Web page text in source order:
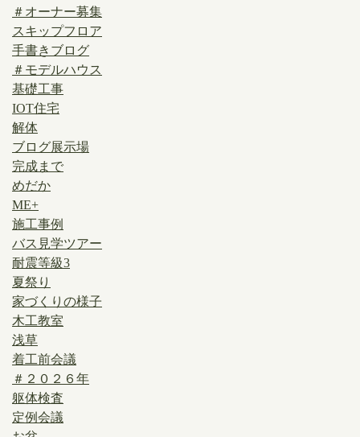
＃オーナー募集
スキップフロア
手書きブログ
＃モデルハウス
基礎工事
IOT住宅
解体
ブログ展示場
完成まで
めだか
ME+
施工事例
バス見学ツアー
耐震等級3
夏祭り
家づくりの様子
木工教室
浅草
着工前会議
＃２０２６年
躯体検査
定例会議